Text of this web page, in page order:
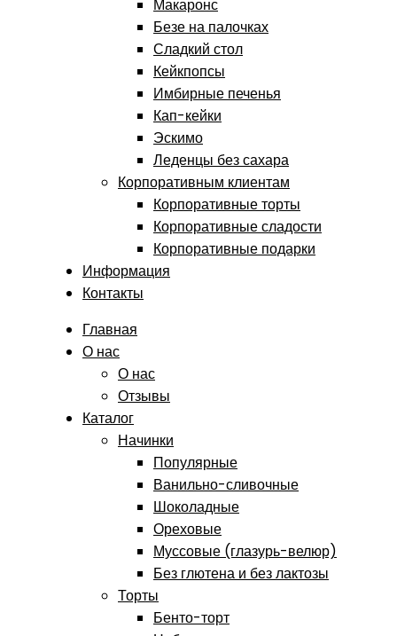
Макаронс
Безе на палочках
Сладкий стол
Кейкпопсы
Имбирные печенья
Кап-кейки
Эскимо
Леденцы без сахара
Корпоративным клиентам
Корпоративные торты
Корпоративные сладости
Корпоративные подарки
Информация
Контакты
Главная
О нас
О нас
Отзывы
Каталог
Начинки
Популярные
Ванильно-сливочные
Шоколадные
Ореховые
Муссовые (глазурь-велюр)
Без глютена и без лактозы
Торты
Бенто-торт